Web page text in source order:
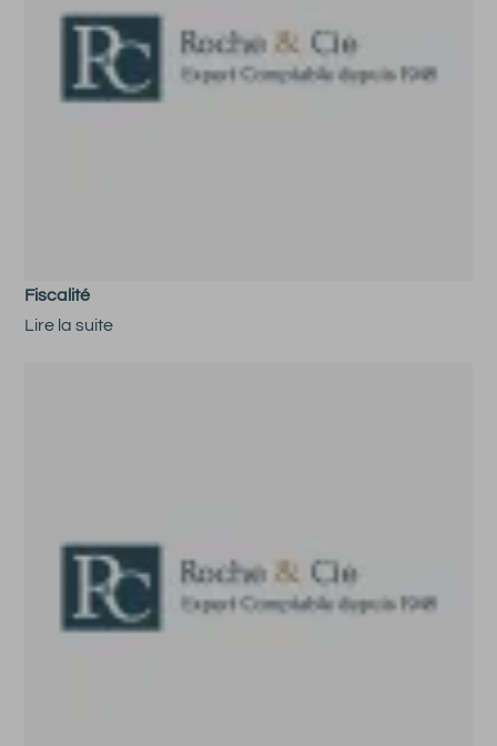
Fiscalité
Lire la suite